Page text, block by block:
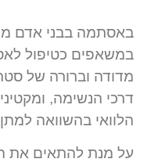
באסתמה בבני אדם
במשאפים כטיפול
מדודה וברורה של
דרכי הנשימה,
הלוואי בהשוואה
על מנת להתאים את